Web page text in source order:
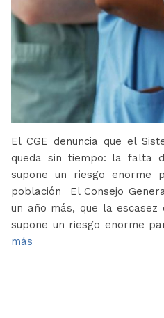
El CGE denuncia que el
queda sin tiempo: la falta
supone un riesgo
población El Consejo
un año más, que la
supone un riesgo enorme
más